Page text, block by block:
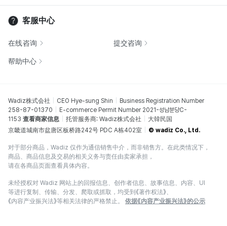
客服中心
在线咨询 提交咨询
帮助中心
Wadiz株式会社 CEO Hye-sung Shin
Business Registration Number
258-87-01370
E-commerce Permit Number 2021-성남분당C-
1153 查看商家信息 托管服务商: Wadiz株式会社
大韓民国
京畿道城南市盆唐区板桥路242号 PDC A栋402室
© wadiz Co., Ltd.
对于部分商品，Wadiz 仅作为通信销售中介，而非销售方。在此类情况下，
商品、商品信息及交易的相关义务与责任由卖家承担，
请在各商品页面查看具体内容。
未经授权对 Wadiz 网站上的回报信息、创作者信息、故事信息、内容、UI
等进行复制、传输、分发、爬取或抓取，均受到《著作权法》、
《内容产业振兴法》等相关法律的严格禁止。
依据《内容产业振兴法》的公示